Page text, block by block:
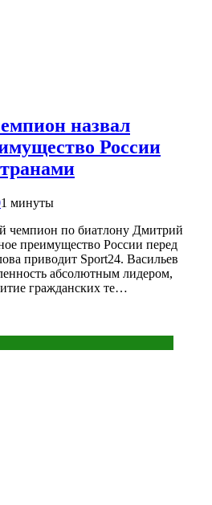
назвал
России
1 минуты
чемпион по биатлону Дмитрий
преимущество России перед
приводит Sport24. Васильев
абсолютным лидером,
гражданских те…